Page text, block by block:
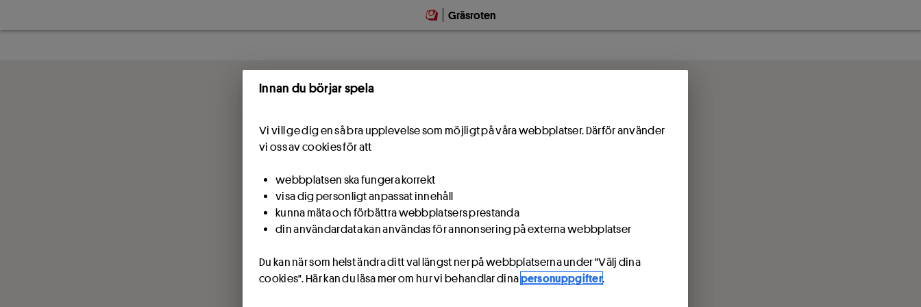
Gräsroten
Innan du börjar spela
Vi vill ge dig en så bra upplevelse som möjligt på våra webbplatser. Därför använder
vi oss av cookies för att
webbplatsen ska fungera korrekt
visa dig personligt anpassat innehåll
kunna mäta och förbättra webbplatsers prestanda
din användardata kan användas för annonsering på externa webbplatser
Du kan när som helst ändra ditt val längst ner på webbplatserna under "Välj dina
cookies". Här kan du läsa mer om hur vi behandlar dinapersonuppgifter.